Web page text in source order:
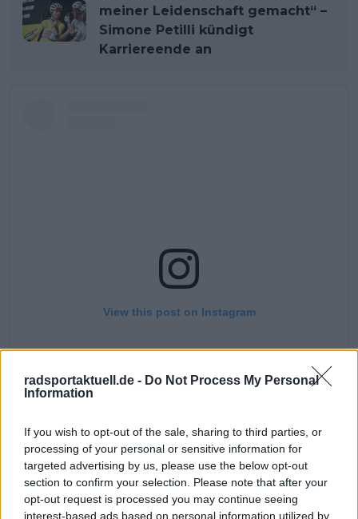
radsportaktuell.de - Do Not Process My Personal
Information
If you wish to opt-out of the sale, sharing to third parties, or
processing of your personal or sensitive information for
targeted advertising by us, please use the below opt-out
section to confirm your selection. Please note that after your
opt-out request is processed you may continue seeing
interest-based ads based on personal information utilized by
meiner Leidenschaft gemacht“ –
Simone Petilli kündigt
Karriereende an
View this post on Instagram
A post shared by Rafał Majka (@majkarafalofficial)